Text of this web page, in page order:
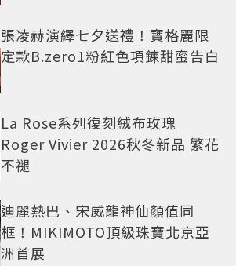
張凌赫演繹七夕送禮！寶格麗限
定款B.zero1粉紅色項鍊甜蜜告白
La Rose系列復刻絨布玫瑰
Roger Vivier 2026秋冬新品 繁花
不褪
迪麗熱巴、宋威龍神仙顏值同
框！MIKIMOTO頂級珠寶北京亞
洲首展